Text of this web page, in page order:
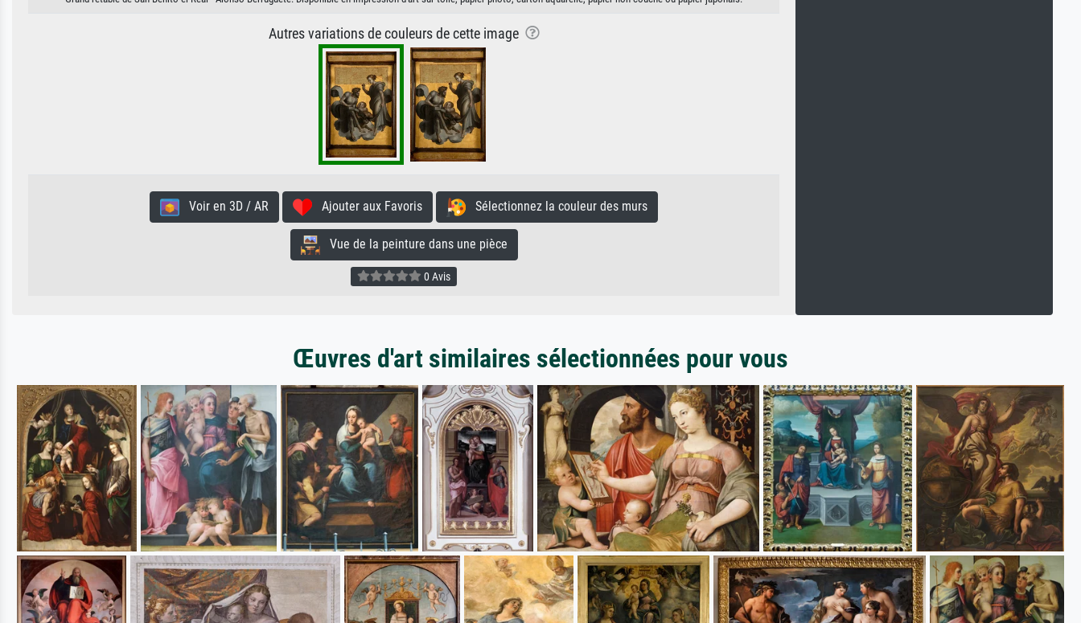
Autres variations de couleurs de cette image
Voir en 3D / AR Ajouter aux Favoris Sélectionnez la couleur des murs
Vue de la peinture dans une pièce
0 Avis
Œuvres d'art similaires sélectionnées pour vous